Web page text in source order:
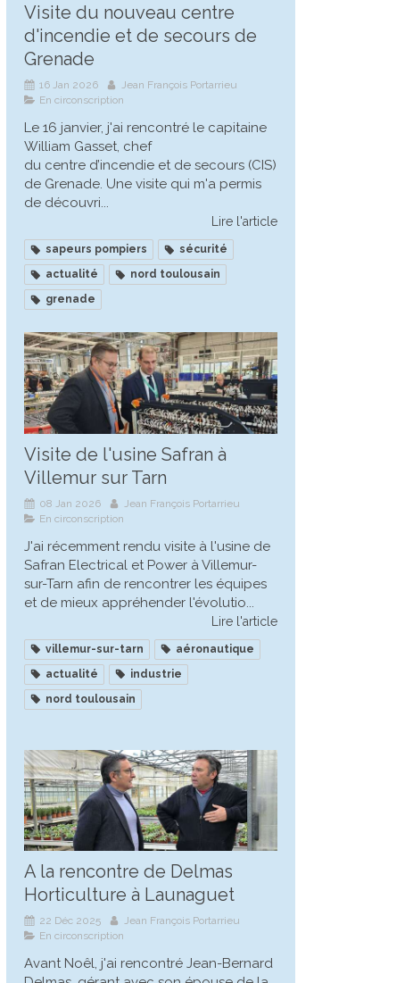
Visite du nouveau centre
d'incendie et de secours de
Grenade
16 Jan 2026
Jean François Portarrieu
En circonscription
Le 16 janvier, j'ai rencontré le capitaine
William Gasset, chef
du centre d’incendie et de secours (CIS)
de Grenade. Une visite qui m'a permis
de découvri...
Lire l'article
sapeurs pompiers
sécurité
actualité
nord toulousain
grenade
Visite de l'usine Safran à
Villemur sur Tarn
08 Jan 2026
Jean François Portarrieu
En circonscription
J'ai récemment rendu visite à l'usine de
Safran Electrical et Power à Villemur-
sur-Tarn afin de rencontrer les équipes
et de mieux appréhender l'évolutio...
Lire l'article
villemur-sur-tarn
aéronautique
actualité
industrie
nord toulousain
A la rencontre de Delmas
Horticulture à Launaguet
22 Déc 2025
Jean François Portarrieu
En circonscription
Avant Noêl, j'ai rencontré Jean-Bernard